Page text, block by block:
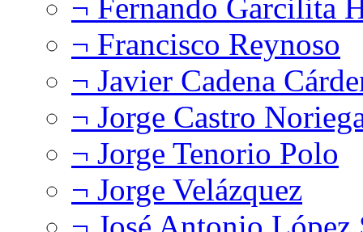
¬ Fernando Garcilita
¬ Francisco Reynoso
¬ Javier Cadena
¬ Jorge Castro
¬ Jorge Tenorio Polo
¬ Jorge Velázquez